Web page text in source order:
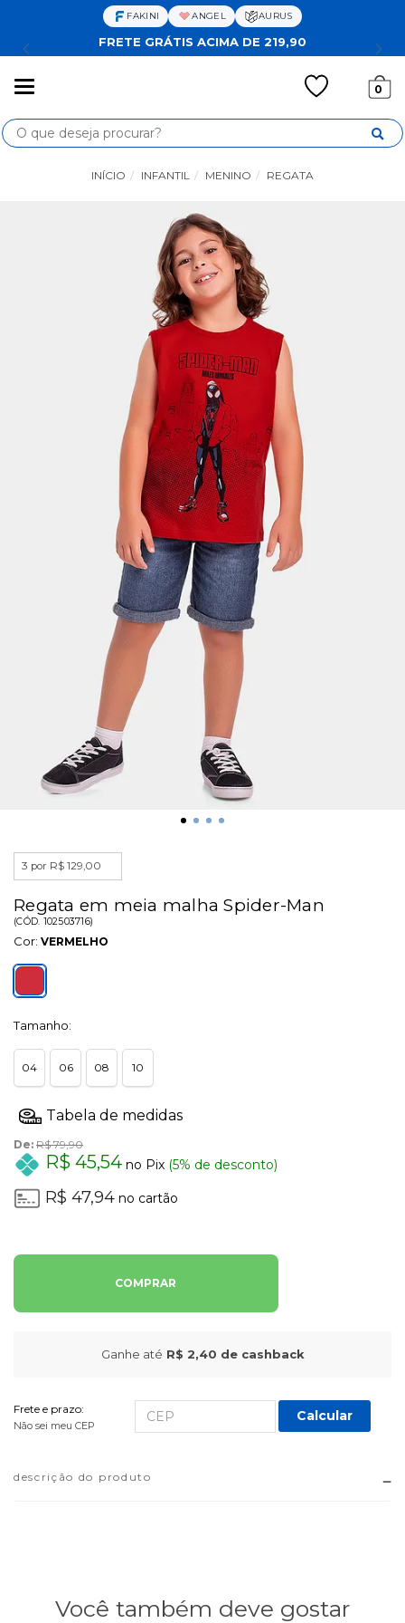
FAKINI ANGEL AURUS
FRETE GRÁTIS ACIMA DE 219,90
0
Busca
INÍCIO INFANTIL MENINO REGATA
3 por R$ 129,00
Regata em meia malha Spider-Man
(CÓD. 102503716)
Cor: VERMELHO
Tamanho:
04 06 08 10
De: R$ 79,90
R$ 45,54 no Pix (5% de desconto)
R$ 47,94 no cartão
COMPRAR
Ganhe até R$ 2,40 de cashback
Frete e prazo:
Não sei meu CEP
Calcular
descrição do produto
Você também deve gostar